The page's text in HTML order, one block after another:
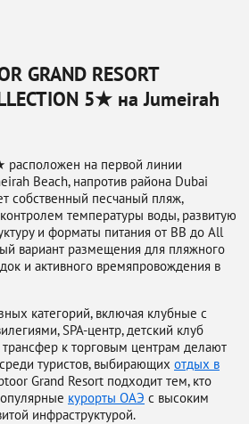
GRAND RESORT
5★ на Jumeirah
расположен на первой линии
Beach, напротив района Dubai
собственный песчаный пляж,
температуры воды, развитую
и форматы питания от BB до All
вариант размещения для пляжного
и активного времяпровождения в
категорий, включая клубные с
SPA-центр, детский клуб
к торговым центрам делают
туристов, выбирающих отдых в
Grand Resort подходит тем, кто
курорты ОАЭ с высоким
инфраструктурой.